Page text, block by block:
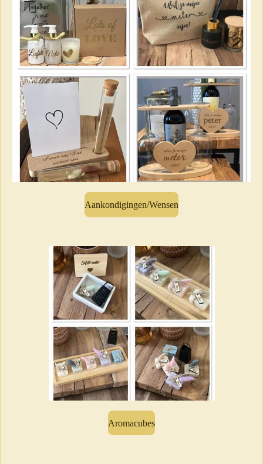
Aankondigingen/Wensen
Aromacubes